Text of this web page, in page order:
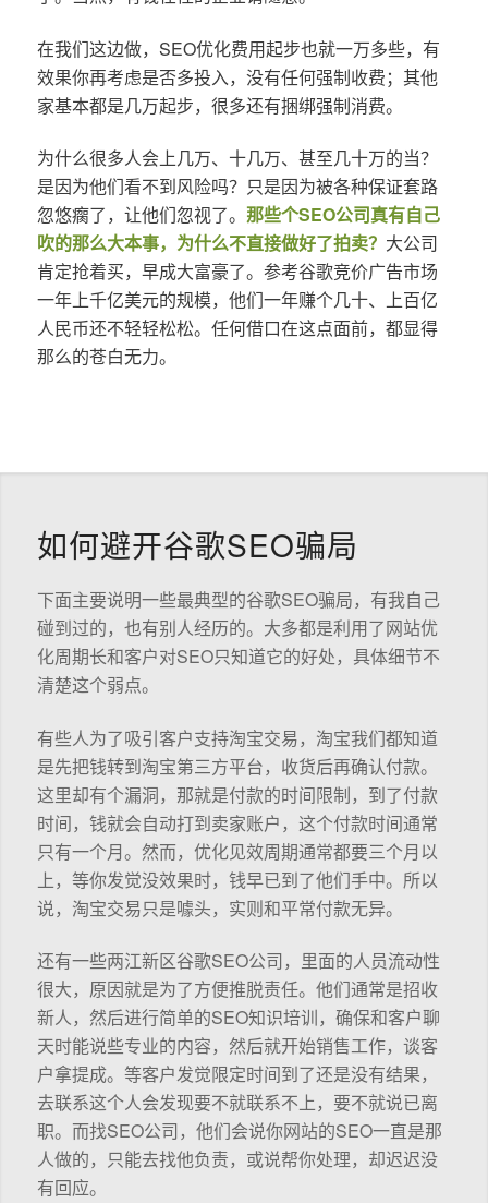
在我们这边做，SEO优化费用起步也就一万多些，有
效果你再考虑是否多投入，没有任何强制收费；其他
家基本都是几万起步，很多还有捆绑强制消费。
为什么很多人会上几万、十几万、甚至几十万的当？
是因为他们看不到风险吗？只是因为被各种保证套路
忽悠瘸了，让他们忽视了。 那些个SEO公司真有自己
吹的那么大本事，为什么不直接做好了拍卖？ 大公司
肯定抢着买，早成大富豪了。参考谷歌竞价广告市场
一年上千亿美元的规模，他们一年赚个几十、上百亿
人民币还不轻轻松松。任何借口在这点面前，都显得
那么的苍白无力。
如何避开谷歌SEO骗局
下面主要说明一些最典型的谷歌SEO骗局，有我自己
碰到过的，也有别人经历的。大多都是利用了网站优
化周期长和客户对SEO只知道它的好处，具体细节不
清楚这个弱点。
有些人为了吸引客户支持淘宝交易，淘宝我们都知道
是先把钱转到淘宝第三方平台，收货后再确认付款。
这里却有个漏洞，那就是付款的时间限制，到了付款
时间，钱就会自动打到卖家账户，这个付款时间通常
只有一个月。然而，优化见效周期通常都要三个月以
上，等你发觉没效果时，钱早已到了他们手中。所以
说，淘宝交易只是噱头，实则和平常付款无异。
还有一些两江新区谷歌SEO公司，里面的人员流动性
很大，原因就是为了方便推脱责任。他们通常是招收
新人，然后进行简单的SEO知识培训，确保和客户聊
天时能说些专业的内容，然后就开始销售工作，谈客
户拿提成。等客户发觉限定时间到了还是没有结果，
去联系这个人会发现要不就联系不上，要不就说已离
职。而找SEO公司，他们会说你网站的SEO一直是那
人做的，只能去找他负责，或说帮你处理，却迟迟没
有回应。